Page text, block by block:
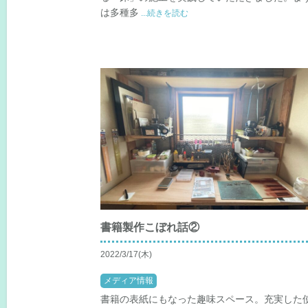
は多種多 ...続きを読む
書籍製作こぼれ話②
2022/3/17(木)
メディア情報
書籍の表紙にもなった趣味スペース。充実した